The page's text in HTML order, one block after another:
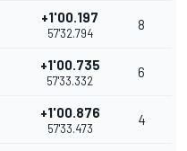
+1'00.197
57'32.794
8
+1'00.735
57'33.332
6
+1'00.876
57'33.473
4